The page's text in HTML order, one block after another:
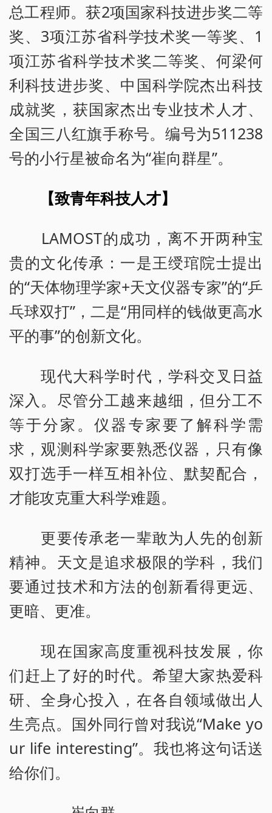
总工程师。获2项国家科技进步奖二等
奖、3项江苏省科学技术奖一等奖、1
项江苏省科学技术奖二等奖、何梁何
利科技进步奖、中国科学院杰出科技
成就奖，获国家杰出专业技术人才、
全国三八红旗手称号。编号为511238
号的小行星被命名为“崔向群星”。
【致青年科技人才】
LAMOST的成功，离不开两种宝
贵的文化传承：一是王绶琯院士提出
的“天体物理学家+天文仪器专家”的“乒
乓球双打”，二是“用同样的钱做更高水
平的事”的创新文化。
现代大科学时代，学科交叉日益
深入。尽管分工越来越细，但分工不
等于分家。仪器专家要了解科学需
求，观测科学家要熟悉仪器，只有像
双打选手一样互相补位、默契配合，
才能攻克重大科学难题。
更要传承老一辈敢为人先的创新
精神。天文是追求极限的学科，我们
要通过技术和方法的创新看得更远、
更暗、更准。
现在国家高度重视科技发展，你
们赶上了好的时代。希望大家热爱科
研、全身心投入，在各自领域做出人
生亮点。国外同行曾对我说“Make yo
ur life interesting”。我也将这句话送
给你们。